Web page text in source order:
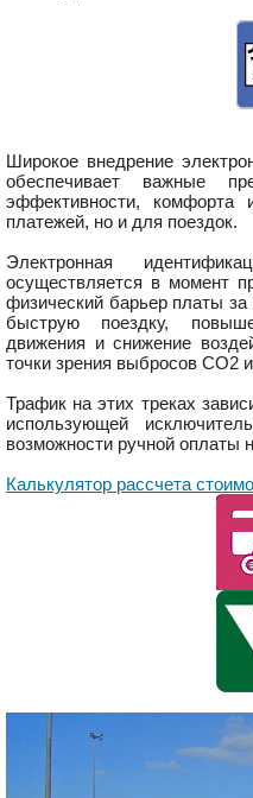
Широкое внедрение
обеспечивает важные
эффективности, комфорта
платежей, но и для поездок.
Электронная
осуществляется в момент
физический барьер платы
быструю поездку,
движения и снижение
точки зрения выбросов CO2
Трафик на этих треках
использующей
возможности ручной оплаты
Калькулятор рассчета